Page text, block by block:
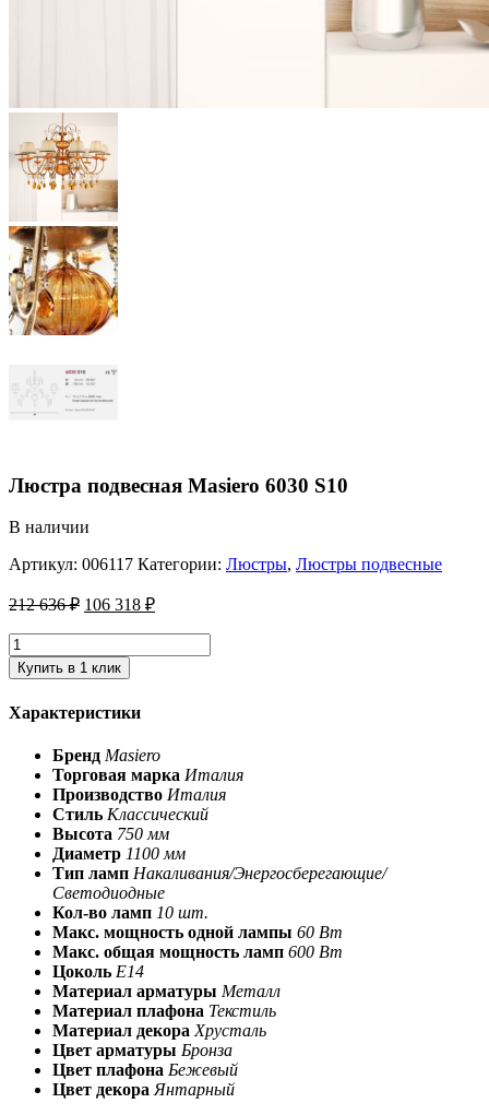
Люстра подвесная Masiero 6030 S10
В наличии
Артикул: 006117 Категории: Люстры, Люстры подвесные
212 636₽ 106 318 ₽
Купить в 1 клик
Характеристики
Бренд Masiero
Торговая марка Италия
Производство Италия
Стиль Классический
Высота 750 мм
Диаметр 1100 мм
Тип ламп Накаливания/Энергосберегающие/
Светодиодные
Кол-во ламп 10 шт.
Макс. мощность одной лампы 60 Вт
Макс. общая мощность ламп 600 Вт
Цоколь Е14
Материал арматуры Металл
Материал плафона Текстиль
Материал декора Хрусталь
Цвет арматуры Бронза
Цвет плафона Бежевый
Цвет декора Янтарный